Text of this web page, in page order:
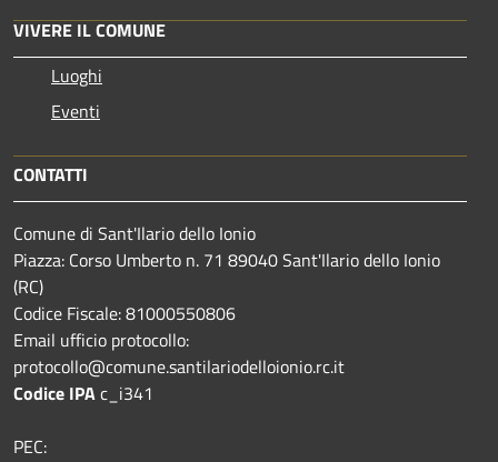
VIVERE IL COMUNE
Luoghi
Eventi
CONTATTI
Comune di Sant'Ilario dello Ionio
Piazza: Corso Umberto n. 71 89040 Sant'Ilario dello Ionio
(RC)
Codice Fiscale: 81000550806
Email ufficio protocollo:
protocollo@comune.santilariodelloionio.rc.it
Codice IPAc_i341
PEC: